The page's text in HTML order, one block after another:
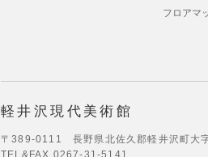
フロアマ
軽井沢現代美術館
〒389-0111 長野県北佐久郡軽井沢町大
TEL&FAX 0267-31-5141